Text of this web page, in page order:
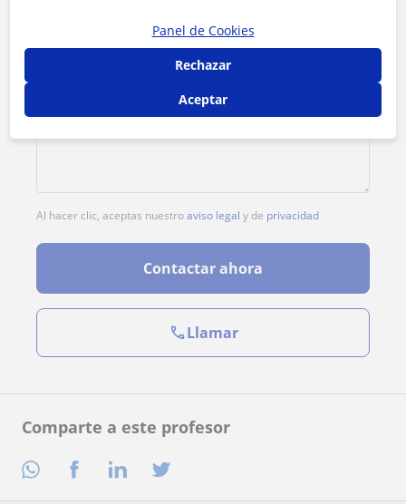
Comparte a este profesor
Al hacer clic, aceptas nuestroaviso legal y de privacidad
Contactar ahora
Llamar
Panel de Cookies
Rechazar
Aceptar